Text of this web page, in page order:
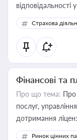
відповідальності
Страхова
Фінансові та
Про що тема: Про
послуг, управління коштами, приймання платежів та
дотримання
Ринок цінних